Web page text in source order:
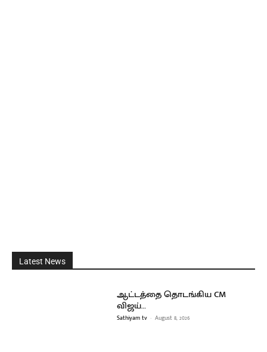
Latest News
ஆட்டத்தை தொடங்கிய CM
விஜய்…
Sathiyam tv - August 8, 2026